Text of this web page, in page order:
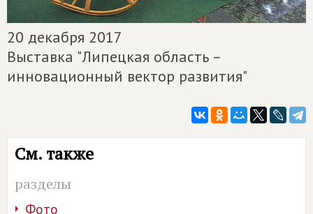
20 декабря 2017
Выставка "Липецкая область –
инновационный вектор развития"
См. также
разделы
Фото